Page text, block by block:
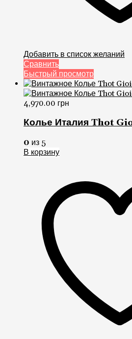
Добавить в список желаний
Сравнить
Быстрый просмотр
4,970.00 грн
Колье Италия Thot
0 из 5
В корзину